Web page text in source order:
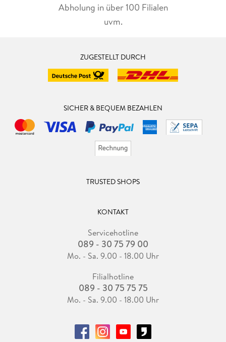
Abholung in über 100 Filialen
uvm.
ZUGESTELLT DURCH
SICHER & BEQUEM BEZAHLEN
TRUSTED SHOPS
KONTAKT
Servicehotline
089 - 30 75 79 00
Mo. - Sa. 9.00 - 18.00 Uhr
Filialhotline
089 - 30 75 75 75
Mo. - Sa. 9.00 - 18.00 Uhr